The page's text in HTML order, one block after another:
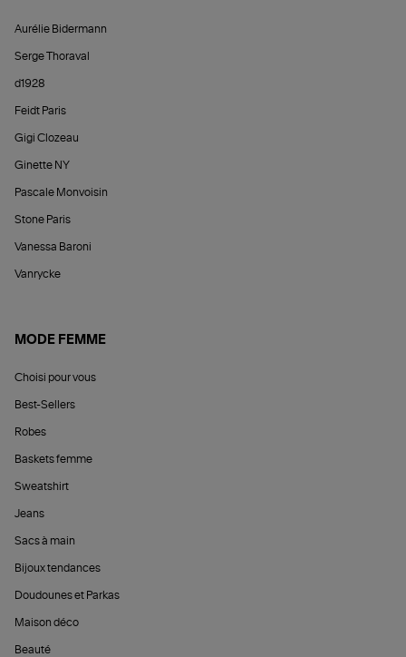
Aurélie Bidermann
Serge Thoraval
d1928
Feidt Paris
Gigi Clozeau
Ginette NY
Pascale Monvoisin
Stone Paris
Vanessa Baroni
Vanrycke
MODE FEMME
Choisi pour vous
Best-Sellers
Robes
Baskets femme
Sweatshirt
Jeans
Sacs à main
Bijoux tendances
Doudounes et Parkas
Maison déco
Beauté